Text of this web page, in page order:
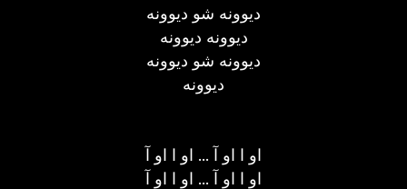
دیوونه شو دیوونه
دیوونه دیوونه
دیوونه شو دیوونه
دیوونه
او ا او آ ... او ا او آ
او ا او آ ... او ا او آ